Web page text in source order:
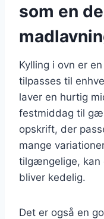
som en
Kylling i ovn er
tilpasses til
laver en hurtig
festmiddag til
opskrift, der
mange
tilgængelige, kan
bliver kedelig.
Det er også en